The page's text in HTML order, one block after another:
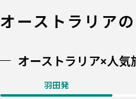
オーストラリアの
オーストラリア×人気
羽田発